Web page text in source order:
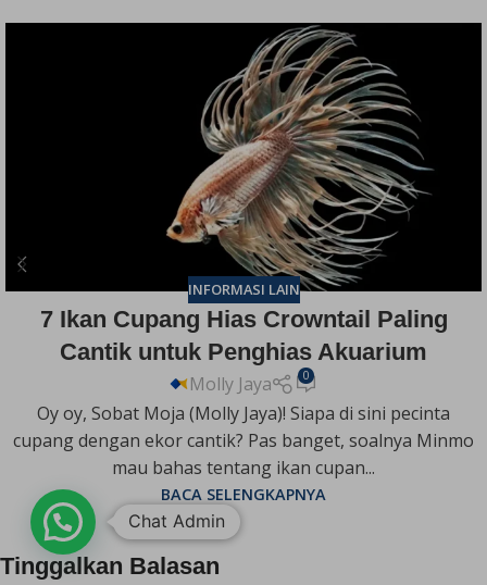
INFORMASI LAIN
7 Ikan Cupang Hias Crowntail Paling
Cantik untuk Penghias Akuarium
Molly Jaya 0
Oy oy, Sobat Moja (Molly Jaya)! Siapa di sini pecinta
cupang dengan ekor cantik? Pas banget, soalnya Minmo
mau bahas tentang ikan cupan...
BACA SELENGKAPNYA
Tinggalkan Balasan
Chat Admin